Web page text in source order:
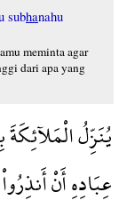
subhanahu
meminta agar
dari apa yang
يُنَزِّلُ
عِبَادِهِ أَنْ